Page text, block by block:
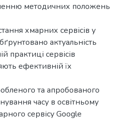
методичних положень
хмарних сервісів у
актуальність
практиці сервісів
ефективній їх
та апробованого
часу в освітньому
сервісу Google